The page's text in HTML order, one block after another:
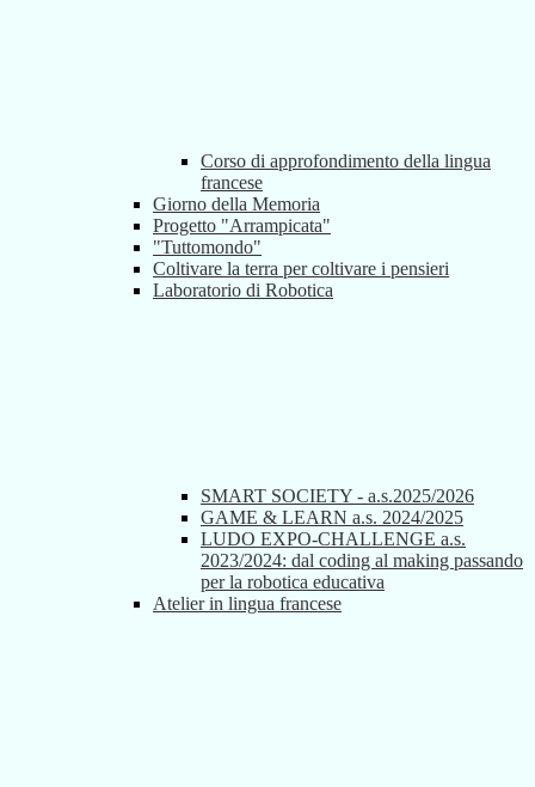
Corso di approfondimento della lingua
francese
Giorno della Memoria
Progetto "Arrampicata"
"Tuttomondo"
Coltivare la terra per coltivare i pensieri
Laboratorio di Robotica
SMART SOCIETY - a.s.2025/2026
GAME & LEARN a.s. 2024/2025
LUDO EXPO-CHALLENGE a.s.
2023/2024: dal coding al making passando
per la robotica educativa
Atelier in lingua francese